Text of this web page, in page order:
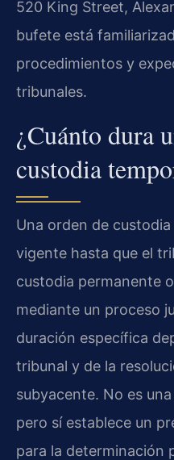
520 King Street,
bufete está
procedimientos y
tribunales.
¿Cuánto dura
custodia
Una orden de
vigente hasta que el
custodia permanente
mediante un proceso
duración específica
tribunal y de la
subyacente. No es
pero sí establece un
para la determinación